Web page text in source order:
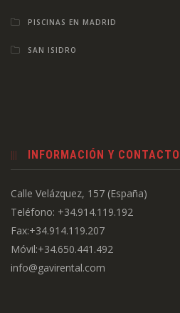
PISCINAS EN MADRID
SAN ISIDRO
INFORMACIÓN Y CONTACTO
Calle Velázquez, 157 (España)
Teléfono: +34.914.119.192
Fax:+34.914.119.207
Móvil:+34.650.441.492
info@gavirental.com